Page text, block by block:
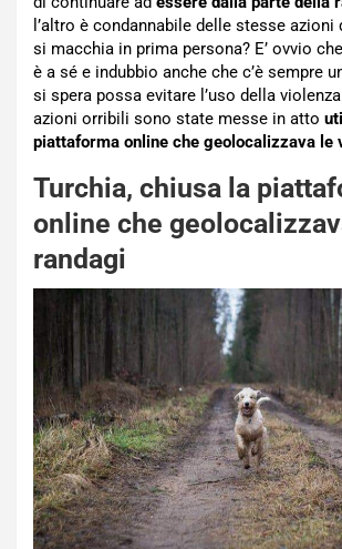
l’altro è condannabile delle stesse
si macchia in prima persona? E’ ovvio
è a sé e indubbio anche che c’è sempre
si spera possa evitare l’uso della
azioni orribili sono state messe in atto
piattaforma online che geolocalizzava le
Turchia, chiusa la
online che
randagi